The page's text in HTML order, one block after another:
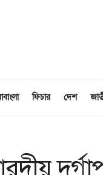
ফিচার দেশ